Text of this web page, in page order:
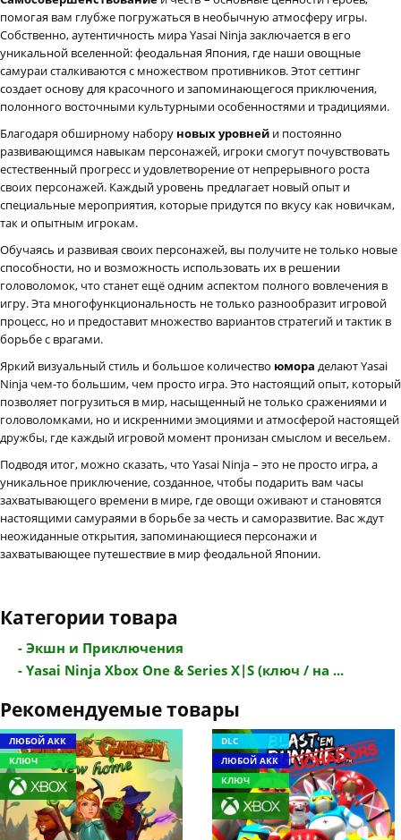
помогая вам глубже погружаться в необычную атмосферу игры.
Собственно, аутентичность мира Yasai Ninja заключается в его
уникальной вселенной: феодальная Япония, где наши овощные
самураи сталкиваются с множеством противников. Этот сеттинг
создает основу для красочного и запоминающегося приключения,
полонного восточными культурными особенностями и традициями.
Благодаря обширному набору новых уровней и постоянно
развивающимся навыкам персонажей, игроки смогут почувствовать
естественный прогресс и удовлетворение от непрерывного роста
своих персонажей. Каждый уровень предлагает новый опыт и
специальные мероприятия, которые придутся по вкусу как новичкам,
так и опытным игрокам.
Обучаясь и развивая своих персонажей, вы получите не только новые
способности, но и возможность использовать их в решении
головоломок, что станет ещё одним аспектом полного вовлечения в
игру. Эта многофункциональность не только разнообразит игровой
процесс, но и предоставит множество вариантов стратегий и тактик в
борьбе с врагами.
Яркий визуальный стиль и большое количество юмора делают Yasai
Ninja чем-то большим, чем просто игра. Это настоящий опыт, который
позволяет погрузиться в мир, насыщенный не только сражениями и
головоломками, но и искренними эмоциями и атмосферой настоящей
дружбы, где каждый игровой момент пронизан смыслом и весельем.
Подводя итог, можно сказать, что Yasai Ninja – это не просто игра, а
уникальное приключение, созданное, чтобы подарить вам часы
захватывающего времени в мире, где овощи оживают и становятся
настоящими самураями в борьбе за честь и саморазвитие. Вас ждут
неожиданные открытия, запоминающиеся персонажи и
захватывающее путешествие в мир феодальной Японии.
Категории товара
- Экшн и Приключения
- Yasai Ninja Xbox One & Series X|S (ключ / на ...
Рекомендуемые товары
ЛЮБОЙ АКК
КЛЮЧ
DLC
ЛЮБОЙ АКК
КЛЮЧ